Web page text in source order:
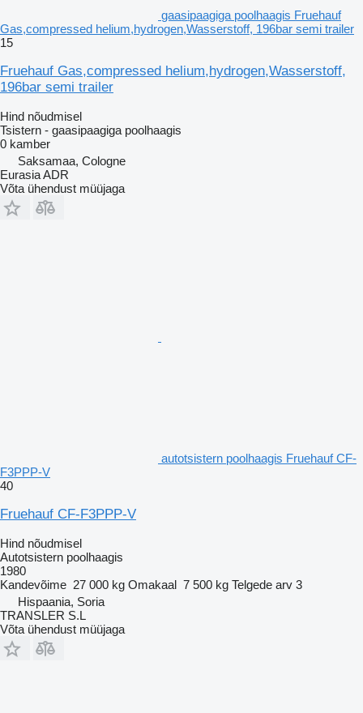
gaasipaagiga poolhaagis Fruehauf
Gas,compressed helium,hydrogen,Wasserstoff, 196bar semi trailer
15
Fruehauf Gas,compressed helium,hydrogen,Wasserstoff,
196bar semi trailer
Hind nõudmisel
Tsistern - gaasipaagiga poolhaagis
0 kamber
Saksamaa, Cologne
Eurasia ADR
Võta ühendust müüjaga
autotsistern poolhaagis Fruehauf CF-
F3PPP-V
40
Fruehauf CF-F3PPP-V
Hind nõudmisel
Autotsistern poolhaagis
1980
Kandevõime 27 000 kg Omakaal 7 500 kg Telgede arv 3
Hispaania, Soria
TRANSLER S.L
Võta ühendust müüjaga